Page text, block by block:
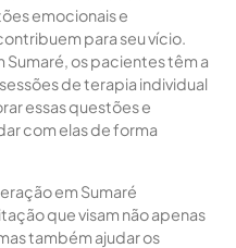
emocionais e
para seu vício.
os pacientes têm a
de terapia individual
essas questões e
com elas de forma
em Sumaré
que visam não apenas
também ajudar os